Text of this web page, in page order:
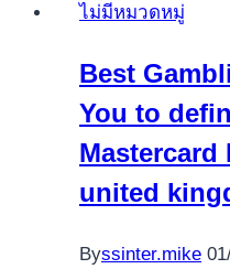
ไม่มีหมวดหมู่
Best
You to
Mastercard
united
Byssinter.mike